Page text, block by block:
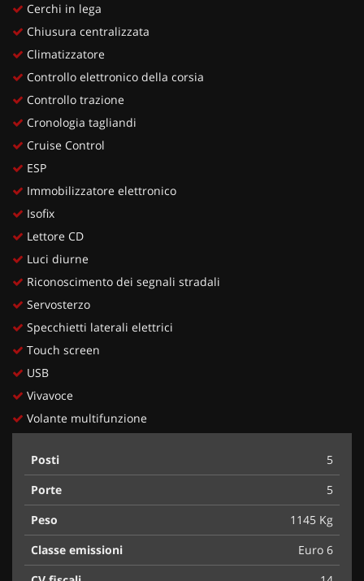
Cerchi in lega
Chiusura centralizzata
Climatizzatore
Controllo elettronico della corsia
Controllo trazione
Cronologia tagliandi
Cruise Control
ESP
Immobilizzatore elettronico
Isofix
Lettore CD
Luci diurne
Riconoscimento dei segnali stradali
Servosterzo
Specchietti laterali elettrici
Touch screen
USB
Vivavoce
Volante multifunzione
Posti
5
Porte
5
Peso
1145 Kg
Classe emissioni
Euro 6